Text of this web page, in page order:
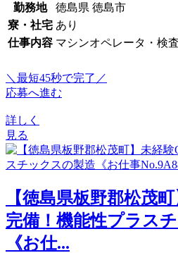
勤務地
徳島県 徳島市
寮・社宅 あり
仕事内容 マシンオペレータ・検
＼最短45秒で完了／
応募へ進む
詳しく
見る
【徳島県板野郡松茂
完備！機能性プラス
《お仕...